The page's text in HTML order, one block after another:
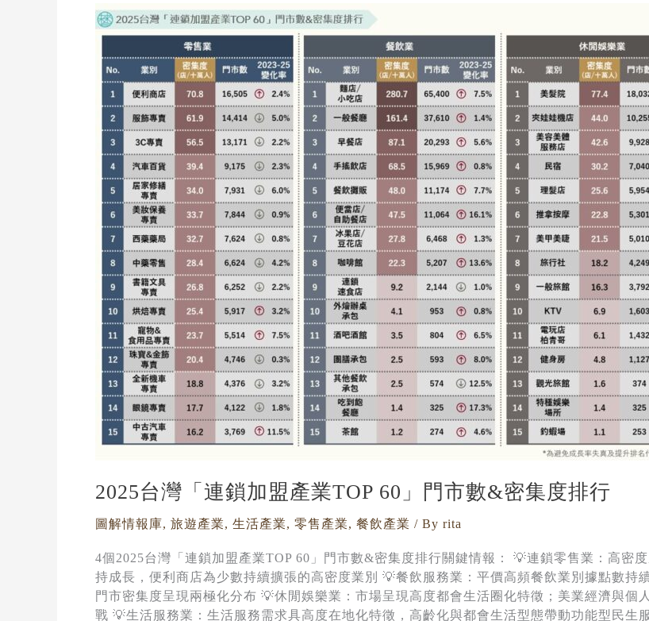
2025台灣「連鎖加盟產業TOP 60」門市數&密集度排行
圖解情報庫, 旅遊產業, 生活產業, 零售產業, 餐飲產業 / By rita
4個2025台灣「連鎖加盟產業TOP 60」門市數&密集度排行關鍵情報： 💡連鎖零售業：高密
持成長，便利商店為少數持續擴張的高密度業別 💡餐飲服務業：平價高頻餐飲業別據點數持
門市密集度呈現兩極化分布 💡休閒娛樂業：市場呈現高度都會生活圈化特徵；美業經濟與個
戰 💡生活服務業：生活服務需求具高度在地化特徵，高齡化與都會生活型態帶動功能型民生
2025
台
「連
鎖
加
盟
TOP
60」
&
密
行